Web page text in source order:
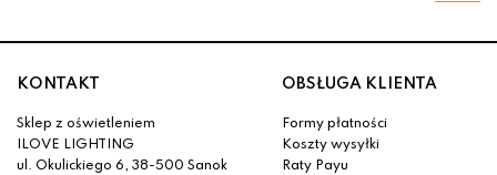
KONTAKT
Sklep z oświetleniem
ILOVE LIGHTING
ul. Okulickiego 6, 38-500 Sanok
OBSŁUGA KLIENTA
Formy płatności
Koszty wysyłki
Raty Payu